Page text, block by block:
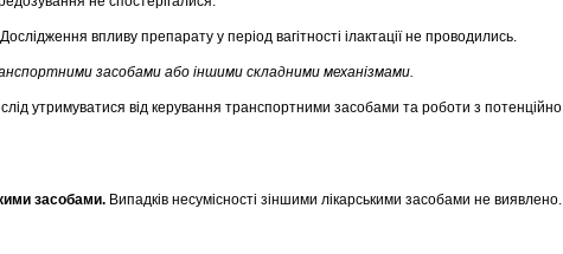
Дослідження впливу препарату у період вагітності ілактації не проводились.
засобами або іншими складними механізмами.
утримуватися від керування транспортними засобами та роботи з потенційно
засобами. Випадків несумісності зіншими лікарськими засобами не виявлено.